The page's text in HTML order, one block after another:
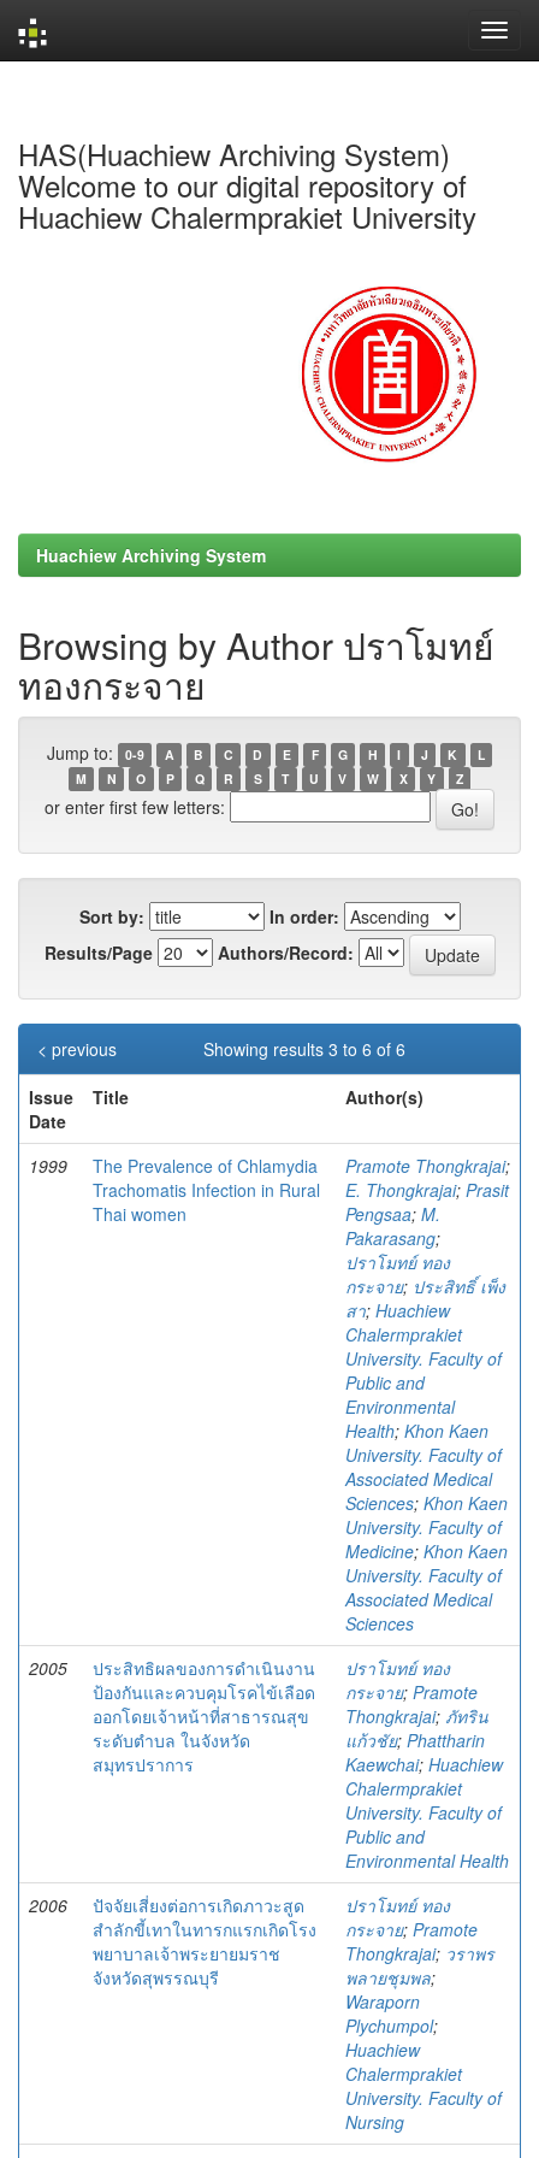
HAS(Huachiew Archiving System)
Welcome to our digital repository of
Huachiew Chalermprakiet University
Huachiew Archiving System
Browsing by Author ปราโมทย์
ทองกระจาย
Jump to: 0-9 A B C D E F G H I J K
L
M
N O P Q R S T U V W X Y Z
or enter first few letters:
Sort by:
In order:
Results/Page
Authors/Record:
Showing results 3 to 6 of 6
< previous
Issue
Date
Title Author(s)
1999
The Prevalence of Chlamydia
Trachomatis Infection in Rural
Thai women
Pramote Thongkrajai;
E. Thongkrajai; Prasit
Pengsaa; M.
Pakarasang;
ปราโมทย์ ทอง
กระจาย; ประสิทธิ์ เพ็ง
สา; Huachiew
Chalermprakiet
University. Faculty of
Public and
Environmental
Health; Khon Kaen
University. Faculty of
Associated Medical
Sciences; Khon Kaen
University. Faculty of
Medicine; Khon Kaen
University. Faculty of
Associated Medical
Sciences
2005
ประสิทธิผลของการดำเนินงาน
ป้องกันและควบคุมโรคไข้เลือด
ออกโดยเจ้าหน้าที่สาธารณสุข
ระดับตำบล ในจังหวัด
สมุทรปราการ
ปราโมทย์ ทอง
กระจาย; Pramote
Thongkrajai; ภัทริน
แก้วชัย; Phattharin
Kaewchai; Huachiew
Chalermprakiet
University. Faculty of
Public and
Environmental Health
2006
ปัจจัยเสี่ยงต่อการเกิดภาวะสูด
สำลักขี้เทาในทารกแรกเกิดโรง
พยาบาลเจ้าพระยายมราช
จังหวัดสุพรรณบุรี
ปราโมทย์ ทอง
กระจาย; Pramote
Thongkrajai; วราพร
พลายชุมพล;
Waraporn
Plychumpol;
Huachiew
Chalermprakiet
University. Faculty of
Nursing